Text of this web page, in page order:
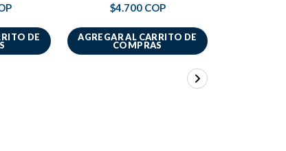
DE
$4.700 COP
AGREGAR AL CARRITO DE
COMPRAS